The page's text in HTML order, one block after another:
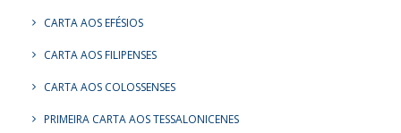
CARTA AOS EFÉSIOS
CARTA AOS FILIPENSES
CARTA AOS COLOSSENSES
PRIMEIRA CARTA AOS TESSALONICENES